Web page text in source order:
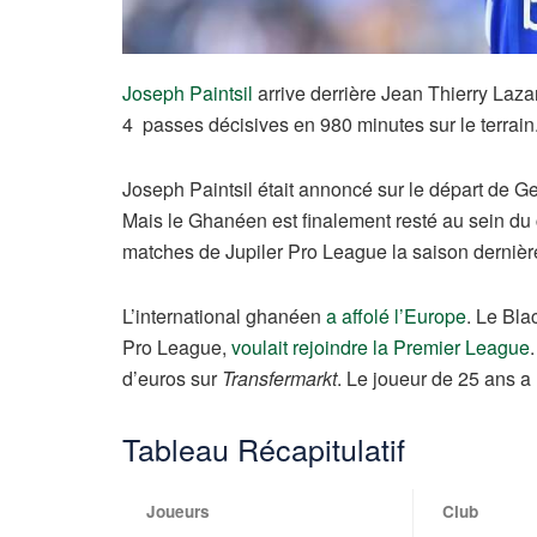
Joseph Paintsil arrive derrière Jean Thierry
4 passes décisives en 980 minutes sur le
Joseph Paintsil était annoncé sur le départ de
Mais le Ghanéen est finalement resté au sein
matches de Jupiler Pro League la saison
L’international ghanéen a affolé l’Europe. Le
Pro League, voulait rejoindre la Premier League
d’euros sur Transfermarkt. Le joueur de 25 ans
Tableau Récapitulatif
Joueurs Club